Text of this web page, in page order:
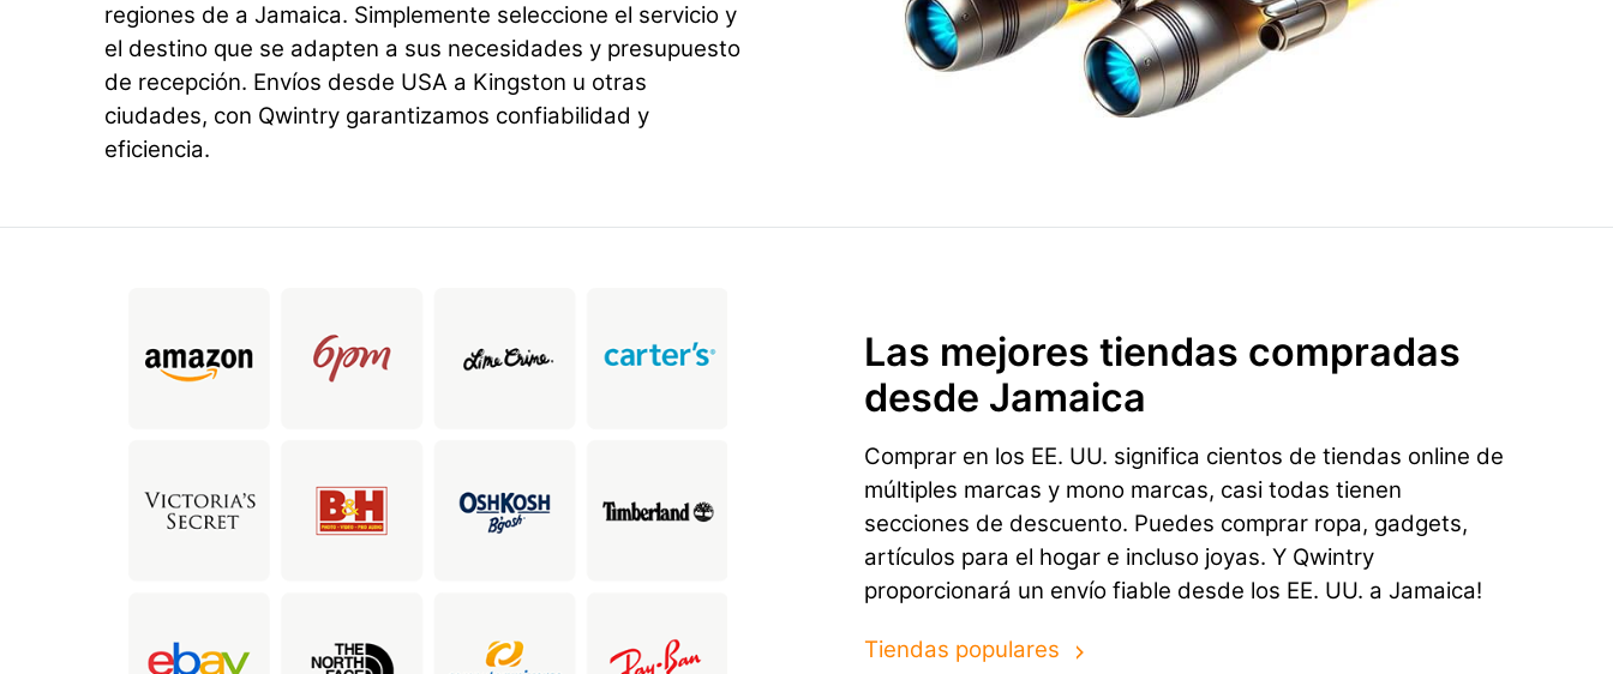
regiones de a Jamaica. Simplemente seleccione el servicio y
el destino que se adapten a sus necesidades y presupuesto
de recepción. Envíos desde USA a Kingston u otras
ciudades, con Qwintry garantizamos confiabilidad y
eficiencia.
Las mejores tiendas compradas
desde Jamaica
Comprar en los EE. UU. significa cientos de tiendas online de
múltiples marcas y mono marcas, casi todas tienen
secciones de descuento. Puedes comprar ropa, gadgets,
artículos para el hogar e incluso joyas. Y Qwintry
proporcionará un envío fiable desde los EE. UU. a Jamaica!
Tiendas populares